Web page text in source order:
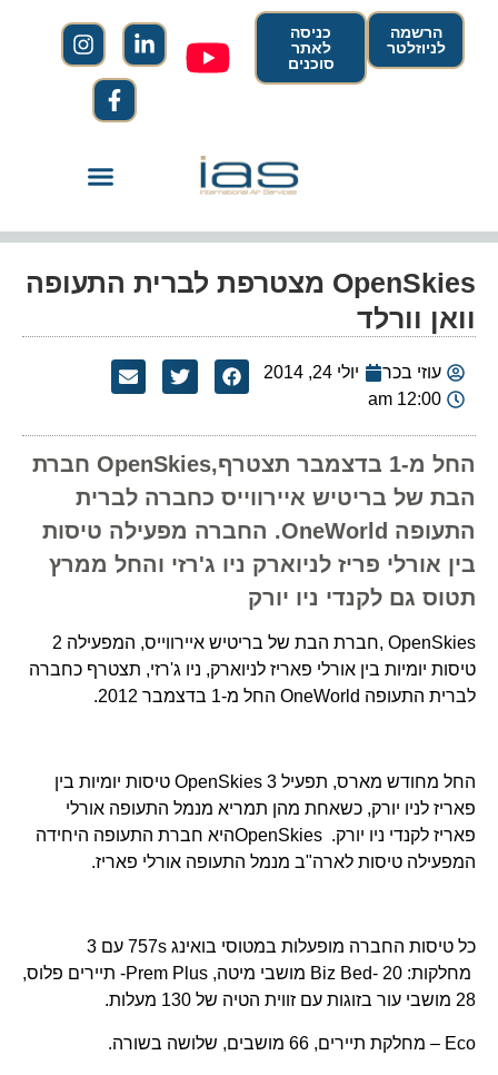
הרשמה
לניוזלטר
כניסה
לאתר
סוכנים
OpenSkies מצטרפת לברית התעופה
וואן וורלד
עוזי בכר
יולי 24, 2014
12:00 am
החל מ-1 בדצמבר תצטרף,OpenSkies חברת
הבת של בריטיש איירווייס כחברה לברית
התעופה OneWorld. החברה מפעילה טיסות
בין אורלי פריז לניוארק ניו ג'רזי והחל ממרץ
תטוס גם לקנדי ניו יורק
OpenSkies ,חברת הבת של בריטיש איירווייס, המפעילה 2
טיסות יומיות בין אורלי פאריז לניוארק, ניו ג'רזי, תצטרף כחברה
לברית התעופה OneWorld החל מ-1 בדצמבר 2012.
החל מחודש מארס, תפעיל OpenSkies 3 טיסות יומיות בין
פאריז לניו יורק, כשאחת מהן תמריא מנמל התעופה אורלי
פאריז לקנדי ניו יורק. OpenSkiesהיא חברת התעופה היחידה
המפעילה טיסות לארה"ב מנמל התעופה אורלי פאריז.
כל טיסות החברה מופעלות במטוסי בואינג 757s עם 3
מחלקות: Biz Bed- 20 מושבי מיטה, Prem Plus- תיירים פלוס,
28 מושבי עור בזוגות עם זווית הטיה של 130 מעלות.
Eco – מחלקת תיירים, 66 מושבים, שלושה בשורה.